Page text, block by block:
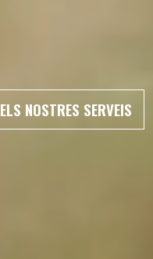
ELS NOSTRES SERVEIS